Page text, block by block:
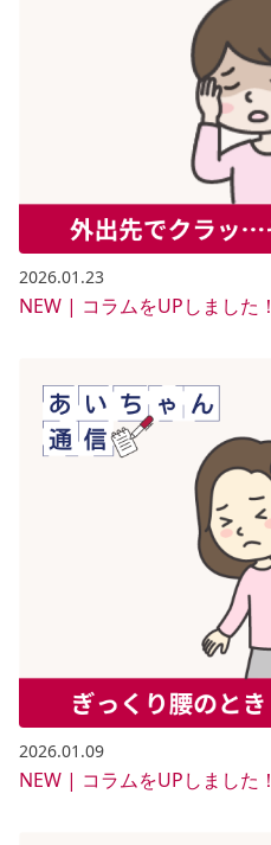
2026.01.23
NEW | コラムをUPしました！
2026.01.09
NEW | コラムをUPしました！